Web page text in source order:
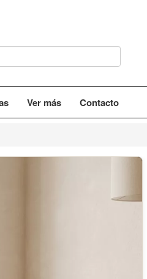
Ver más Contacto